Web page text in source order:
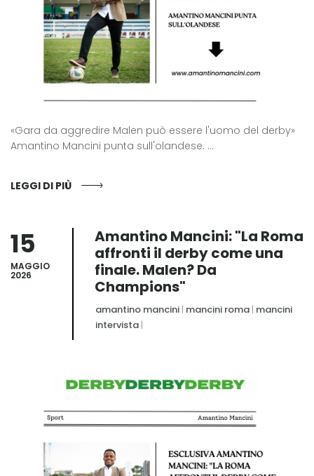
«Gara da aggredire Malen può essere l'uomo del derby»
Amantino Mancini punta sull'olandese. ...
LEGGI DI PIÙ
15
MAGGIO
2026
Amantino Mancini: "La Roma
affronti il derby come una
finale. Malen? Da
Champions"
amantino mancini | mancini roma | mancini
intervista |